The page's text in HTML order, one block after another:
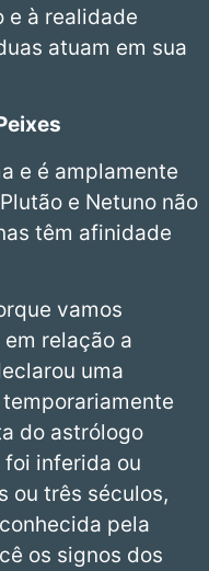
e à realidade
atuam em sua
e é amplamente
e Netuno não
têm afinidade
vamos
relação a
uma
do astrólogo
foi inferida ou
ou três séculos,
pela
os signos dos